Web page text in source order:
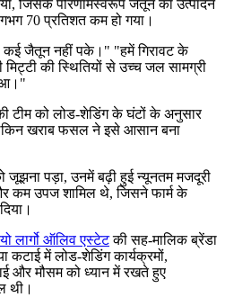
जिसके परिणामस्वरूप जैतून का उत्पादन
70 प्रतिशत कम हो गया।
कई जैतून नहीं पके।" "हमें गिरावट के
की स्थितियों से उच्च जल सामग्री
टीम को लोड-शेडिंग के घंटों के अनुसार
खराब फसल ने इसे आसान बना
पड़ा, उनमें बढ़ी हुई न्यूनतम मजदूरी
कम उपज शामिल थे, जिसने फार्म के
लार्गो ऑलिव एस्टेटकी सह-मालिक ब्रेंडा
कटाई में लोड-शेडिंग कार्यक्रमों,
और मौसम को ध्यान में रखते हुए
थी।